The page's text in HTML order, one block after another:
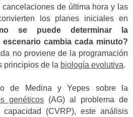
de última hora y las
los planes iniciales en
se puede determinar la
cambia cada minuto?
no proviene de la programación
principios de la biología evolutiva.
de Medina y Yepes sobre la
genéticos (AG) al problema de
(CVRP), este análisis